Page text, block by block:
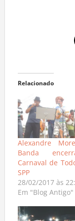
Relacionado
Alexandre
Banda
Carnaval de
SPP
28/02/2017 às
Em "Blog Antigo"